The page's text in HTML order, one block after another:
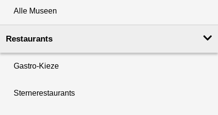
Alle Museen
Restaurants
Gastro-Kieze
Sternerestaurants